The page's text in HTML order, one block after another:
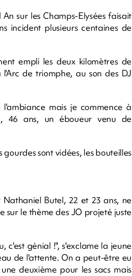
sur les Champs-Elysées faisait
incident plusieurs centaines de
empli les deux kilomètres de
de triomphe, au son des DJ
mais je commence à
46 ans, un éboueur venu de
sont vidées, les bouteilles
Butel, 22 et 23 ans, ne
le thème des JO projeté juste
c'est génial !", s'exclame la jeune
de l'attente. On a peut-être eu
deuxième pour les sacs mais